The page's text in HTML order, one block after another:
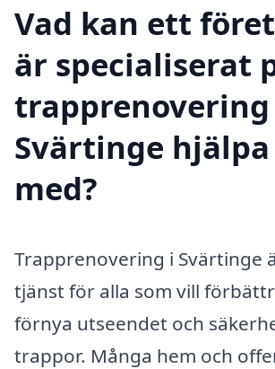
Vad kan ett
är specialiserat
trapprenovering
Svärtinge
med?
Trapprenovering i Svärtinge
tjänst för alla som vill
förnya utseendet och
trappor. Många hem och